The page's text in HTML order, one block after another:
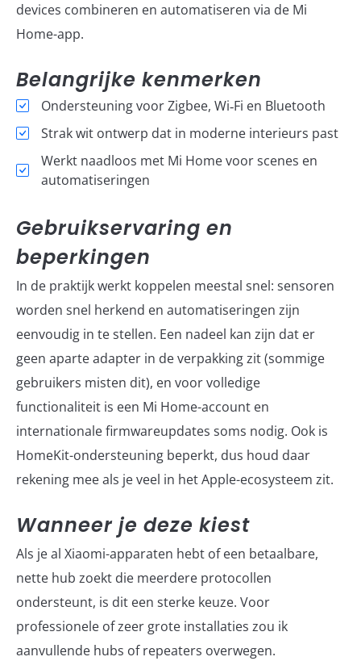
devices combineren en automatiseren via de Mi
Home-app.
Belangrijke kenmerken
Ondersteuning voor Zigbee, Wi‑Fi en Bluetooth
Strak wit ontwerp dat in moderne interieurs past
Werkt naadloos met Mi Home voor scenes en
automatiseringen
Gebruikservaring en
beperkingen
In de praktijk werkt koppelen meestal snel: sensoren
worden snel herkend en automatiseringen zijn
eenvoudig in te stellen. Een nadeel kan zijn dat er
geen aparte adapter in de verpakking zit (sommige
gebruikers misten dit), en voor volledige
functionaliteit is een Mi Home-account en
internationale firmwareupdates soms nodig. Ook is
HomeKit-ondersteuning beperkt, dus houd daar
rekening mee als je veel in het Apple-ecosysteem zit.
Wanneer je deze kiest
Als je al Xiaomi-apparaten hebt of een betaalbare,
nette hub zoekt die meerdere protocollen
ondersteunt, is dit een sterke keuze. Voor
professionele of zeer grote installaties zou ik
aanvullende hubs of repeaters overwegen.